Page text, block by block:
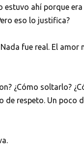
ahí porque
eso lo justifica?
fue real. El amor
¿Cómo soltarlo?
de respeto. Un poco